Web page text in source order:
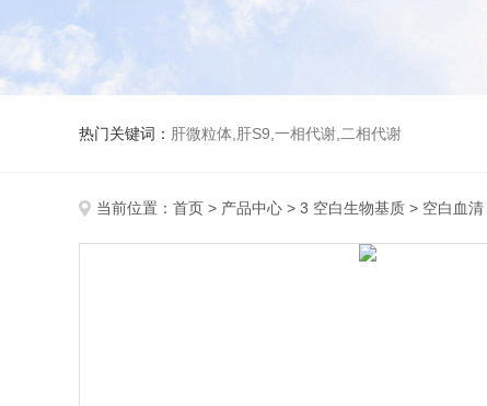
热门关键词： 肝微粒体,肝S9,一相代谢,二相代谢
当前位置： 首页 > 产品中心 > 3 空白生物基质 > 空白血清